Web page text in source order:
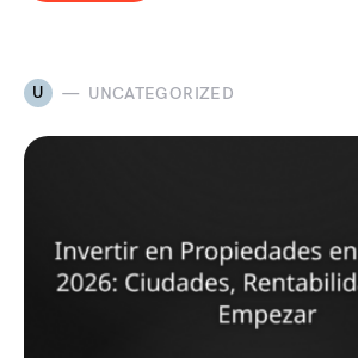
U UNCATEGORIZED